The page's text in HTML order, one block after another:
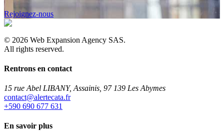
Rejoignez-nous
© 2026 Web Expansion Agency SAS.
All rights reserved.
Rentrons en contact
15 rue Abel LIBANY, Assainis, 97 139 Les Abymes
rf.atacetrela@tcatnoc
+590 690 677 631
En savoir plus